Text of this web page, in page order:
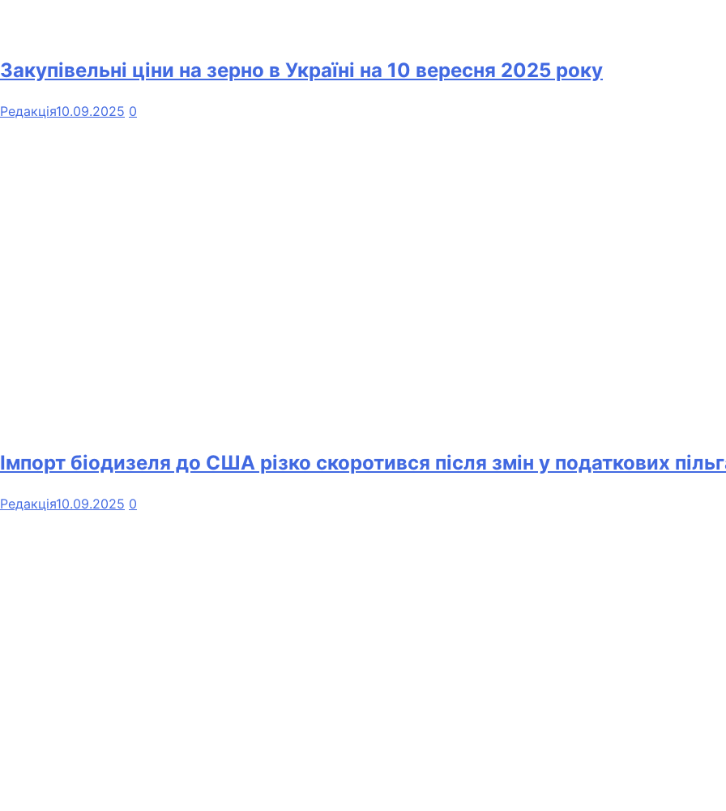
Закупівельні ціни на зерно в Україні на 10 вересня 2025 року
Редакція10.09.2025 0
Імпорт біодизеля до США різко скоротився після змін у податкових
Редакція10.09.2025 0